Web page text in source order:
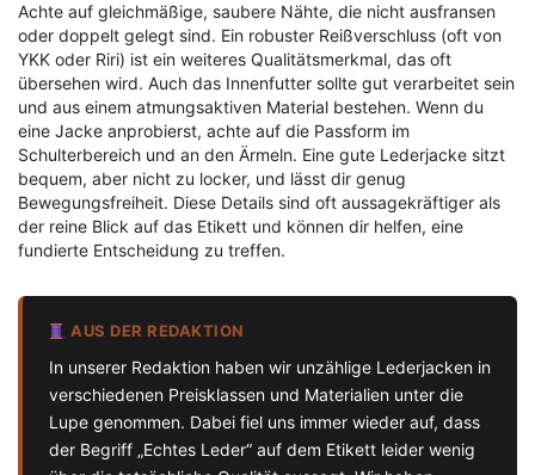
Achte auf gleichmäßige, saubere Nähte, die nicht ausfransen
oder doppelt gelegt sind. Ein robuster Reißverschluss (oft von
YKK oder Riri) ist ein weiteres Qualitätsmerkmal, das oft
übersehen wird. Auch das Innenfutter sollte gut verarbeitet sein
und aus einem atmungsaktiven Material bestehen. Wenn du
eine Jacke anprobierst, achte auf die Passform im
Schulterbereich und an den Ärmeln. Eine gute Lederjacke sitzt
bequem, aber nicht zu locker, und lässt dir genug
Bewegungsfreiheit. Diese Details sind oft aussagekräftiger als
der reine Blick auf das Etikett und können dir helfen, eine
fundierte Entscheidung zu treffen.
AUS DER REDAKTION
In unserer Redaktion haben wir unzählige Lederjacken in
verschiedenen Preisklassen und Materialien unter die
Lupe genommen. Dabei fiel uns immer wieder auf, dass
der Begriff „Echtes Leder“ auf dem Etikett leider wenig